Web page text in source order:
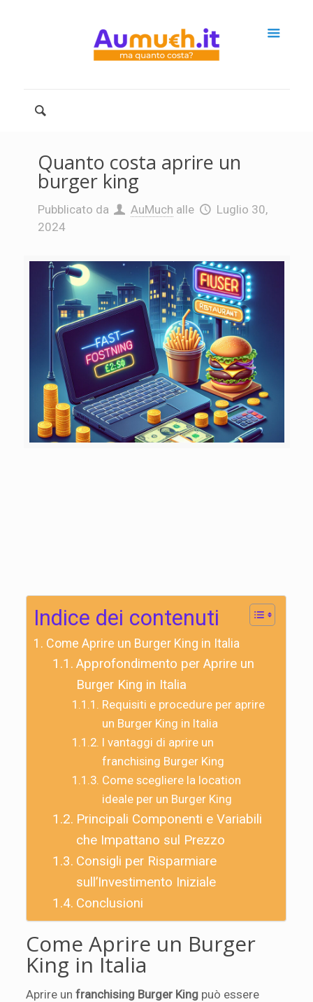
Quanto costa aprire un
burger king
Pubblicato da AuMuch alle
Luglio 30,
2024
Indice dei contenuti
Come Aprire un Burger King in Italia
Approfondimento per Aprire un
Burger King in Italia
Requisiti e procedure per aprire
un Burger King in Italia
I vantaggi di aprire un
franchising Burger King
Come scegliere la location
ideale per un Burger King
Principali Componenti e Variabili
che Impattano sul Prezzo
Consigli per Risparmiare
sull’Investimento Iniziale
Conclusioni
Come Aprire un Burger
King in Italia
Aprire unfranchising Burger King può essere